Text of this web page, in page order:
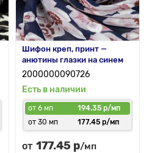
Шифон креп, принт —
анютины глазки на синем
2000000090726
Есть в наличии
от 6 мп
194.35 р/мп
от 30 мп
177.45 р/мп
от 177.45 р/мп